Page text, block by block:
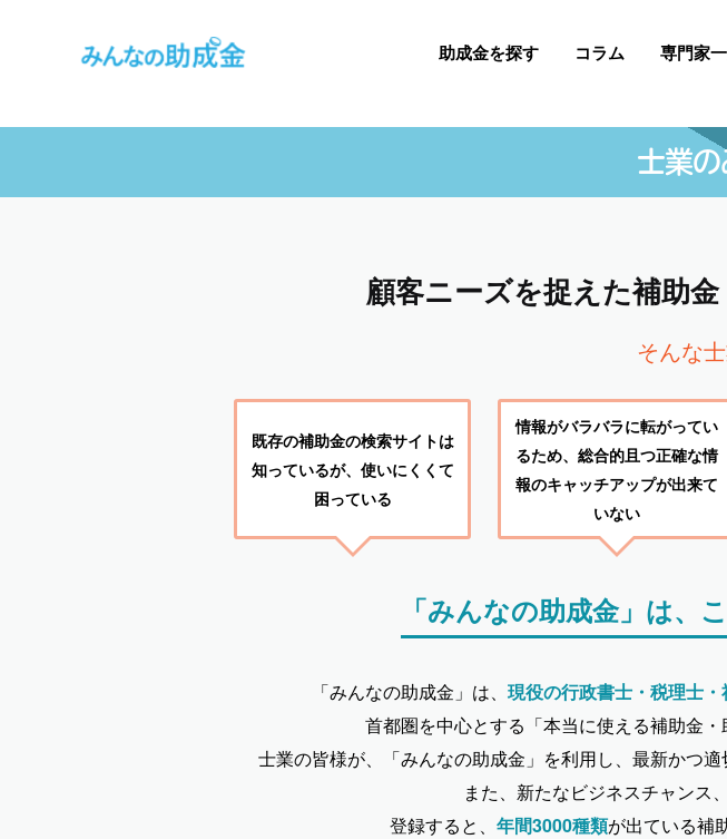
助成金を探す コラム 専門家
士業
顧客ニーズを捉えた補助金
そんな
既存の補助金の検索サイトは
知っているが、使いにくくて
困っている
情報がバラバラに転がってい
るため、総合的且つ正確な情
報のキャッチアップが出来て
いない
「みんなの助成金」は、
「みんなの助成金」は、 現役の行政書士・税理士
首都圏を中心とする「本当に使える補助金
士業の皆様が、「みんなの助成金」を利用し、最新かつ
また、新たなビジネスチャンス
登録すると、 年間3000種類が出ている補